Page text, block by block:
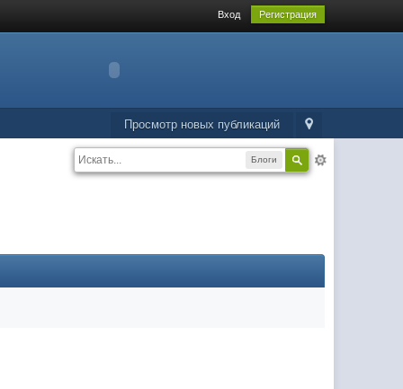
Вход Регистрация
Просмотр новых публикаций
Блоги